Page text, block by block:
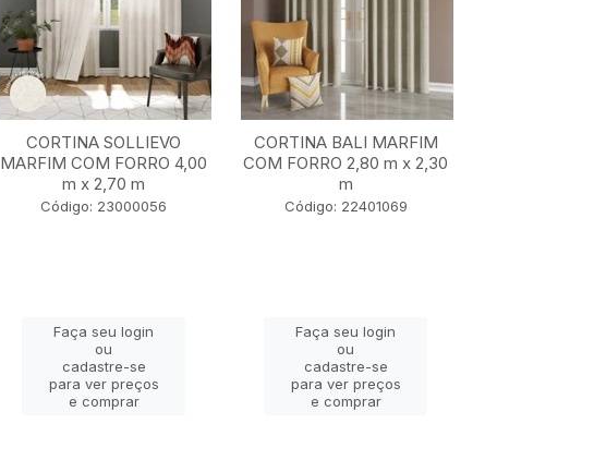
CORTINA SOLLIEVO
MARFIM COM FORRO 4,00
m x 2,70 m
Código: 23000056
Faça seu login
ou
cadastre-se
para ver preços
e comprar
CORTINA BALI MARFIM
COM FORRO 2,80 m x 2,30
m
Código: 22401069
Faça seu login
ou
cadastre-se
para ver preços
e comprar